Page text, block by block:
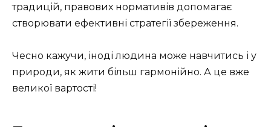
традицій, правових нормативів допомагає
створювати ефективні стратегії збереження.
Чесно кажучи, іноді людина може навчитись і у
природи, як жити більш гармонійно. А це вже
великої вартості!